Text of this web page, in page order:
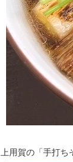
上用賀の「手打ち